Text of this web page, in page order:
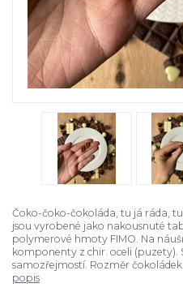
Čoko-čoko-čokoláda, tu já ráda,
jsou vyrobené jako nakousnuté
polymerové hmoty FIMO. Na
komponenty z chir. oceli (puzety).
samozřejmostí. Rozměr čokoládek
popis